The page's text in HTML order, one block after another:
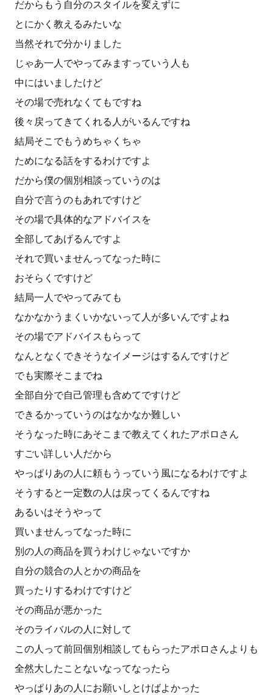
だからもう自分のスタイルを変えずに
とにかく教えるみたいな
当然それで分かりました
じゃあ一人でやってみますっていう人も
中にはいましたけど
その場で売れなくてもですね
後々戻ってきてくれる人がいるんですね
結局そこでもうめちゃくちゃ
ためになる話をするわけですよ
だから僕の個別相談っていうのは
自分で言うのもあれですけど
その場で具体的なアドバイスを
全部してあげるんですよ
それで買いませんってなった時に
おそらくですけど
結局一人でやってみても
なかなかうまくいかないって人が多いんですよね
その場でアドバイスもらって
なんとなくできそうなイメージはするんですけど
でも実際そこまでね
全部自分で自己管理も含めてですけど
できるかっていうのはなかなか難しい
そうなった時にあそこまで教えてくれたアポロさん
すごい詳しい人だから
やっぱりあの人に頼もうっていう風になるわけですよ
そうすると一定数の人は戻ってくるんですね
あるいはそうやって
買いませんってなった時に
別の人の商品を買うわけじゃないですか
自分の競合の人とかの商品を
買ったりするわけですけど
その商品が悪かった
そのライバルの人に対して
この人って前回個別相談してもらったアポロさんよりも
全然大したことないなってなったら
やっぱりあの人にお願いしとけばよかった